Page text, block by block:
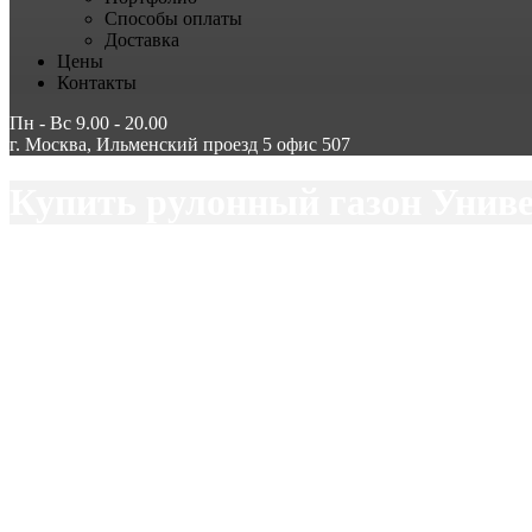
Способы оплаты
Доставка
Цены
Контакты
Пн - Вс 9.00 - 20.00
г. Москва, Ильменский проезд 5 офис 507